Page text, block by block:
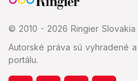
© 2010 - 2026 Ringier Slovakia
Autorské práva sú vyhradené
portálu.